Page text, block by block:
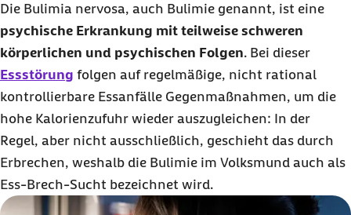
Die Bulimia nervosa, auch Bulimie genannt, ist eine
psychische Erkrankung mit teilweise schweren
körperlichen und psychischen Folgen. Bei dieser
Essstörung folgen auf regelmäßige, nicht rational
kontrollierbare Essanfälle Gegenmaßnahmen, um die
hohe Kalorienzufuhr wieder auszugleichen: In der
Regel, aber nicht ausschließlich, geschieht das durch
Erbrechen, weshalb die Bulimie im Volksmund auch als
Ess-Brech-Sucht bezeichnet wird.